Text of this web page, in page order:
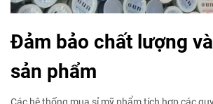
Đảm bảo chất lượng
sản phẩm